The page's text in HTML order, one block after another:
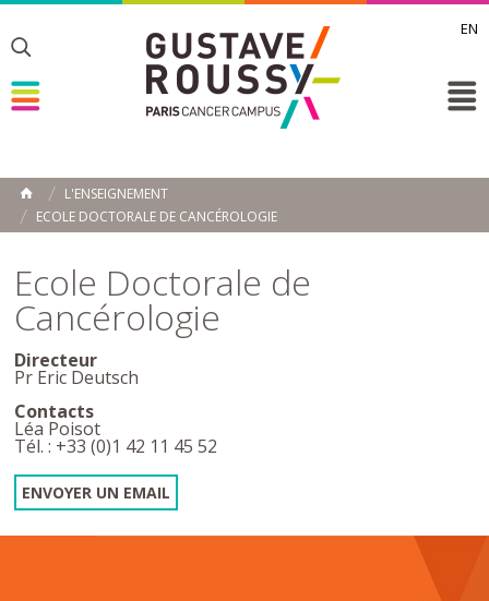
EN
Toggle
Toggle
Toggle
ACCUEIL
L'ENSEIGNEMENT
ECOLE DOCTORALE DE CANCÉROLOGIE
Ecole Doctorale de
Cancérologie
Directeur
Pr Eric Deutsch
Contacts
Léa Poisot
Tél. : +33 (0)1 42 11 45 52
ENVOYER UN EMAIL